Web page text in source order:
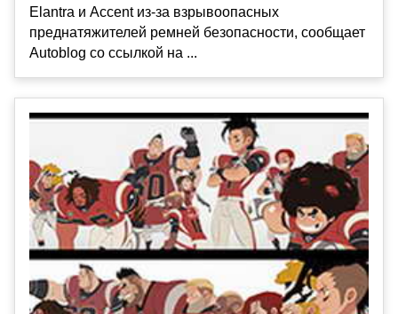
Elantra и Accent из-за взрывоопасных
преднатяжителей ремней безопасности, сообщает
Autoblog со ссылкой на ...